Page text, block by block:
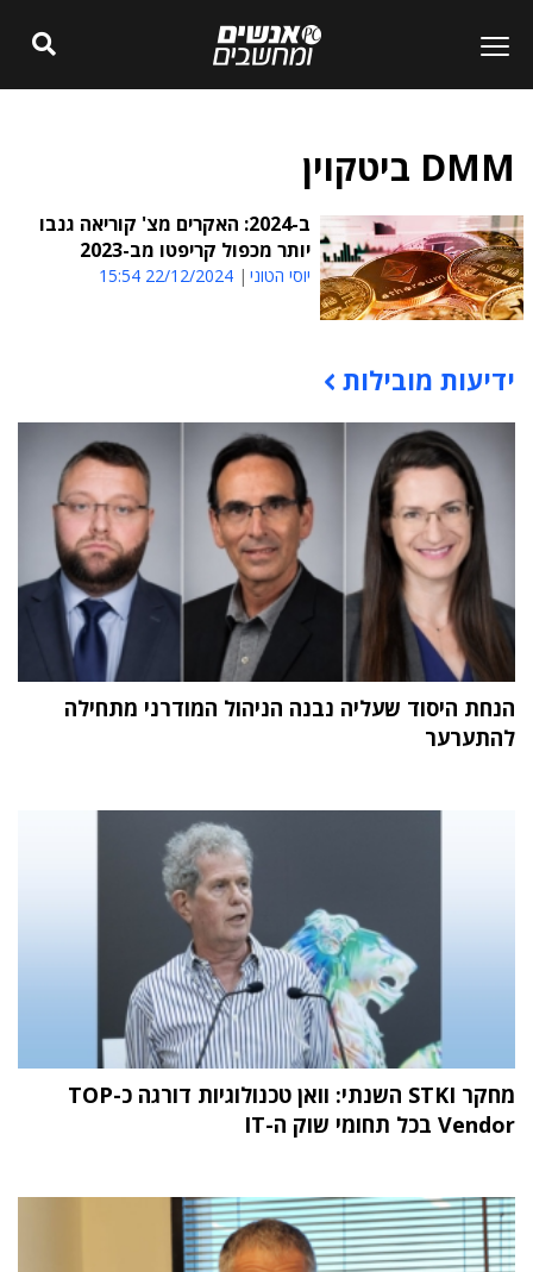
DMM ביטקוין
ב-2024: האקרים מצ' קוריאה גנבו
יותר מכפול קריפטו מב-2023
יוסי הטוני 22/12/2024 15:54
תוכן פרסומי
ידיעות מובילות
הנחת היסוד שעליה נבנה הניהול המודרני מתחילה
להתערער
מחקר STKI השנתי: וואן טכנולוגיות דורגה כ-TOP
Vendor בכל תחומי שוק ה-IT